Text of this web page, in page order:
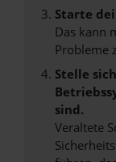
Starte
Das kann
Probleme
Stelle
sind.
Veraltete